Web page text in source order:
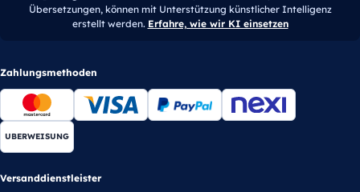
Übersetzungen, können mit Unterstützung künstlicher Intelligenz
erstellt werden. Erfahre, wie wir KI einsetzen
Zahlungsmethoden
UBERWEISUNG
Versanddienstleister